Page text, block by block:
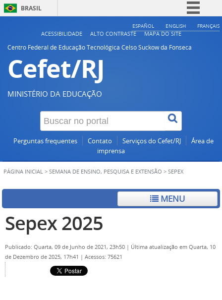
BRASIL
Simplifique!
ESPAÑOL ENGLISH FRANÇAIS
ACESSIBILIDADE ALTO CONTRASTE
MAPA DO SITE
Centro Federal de Educação Tecnológica Celso Suckow da Fonseca
Cefet/RJ
MINISTÉRIO DA EDUCAÇÃO
Perguntas frequentes Contato Serviços do Cefet/RJ
Área de
imprensa
PÁGINA INICIAL > SEMANA DE ENSINO, PESQUISA E EXTENSÃO > SEPEX
MENU
Sepex 2025
Publicado: Quarta, 09 de Junho de 2021, 23h50 | Última atualização em Quarta, 10
de Dezembro de 2025, 17h41 | Acessos: 75621